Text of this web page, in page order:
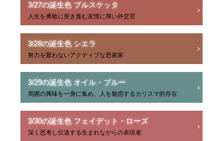
3/27の誕生色 ブルスケッタ
人生を勇敢に突き進む友情に厚い外交官
3/28の誕生色 シエラ
努力を厭わないアクティブな思索家
3/29の誕生色 オイル・ブルー
周囲の興味を一身に集め、人を魅惑するカリスマ的存在
3/30の誕生色 フェイデット・ローズ
深く思考し伝達する生まれながらの表現者